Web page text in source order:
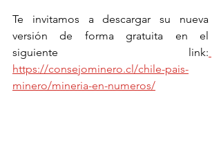
Te invitamos a descargar su nueva
versión de forma gratuita en el
siguiente link:
https://consejominero.cl/chile-pais-
minero/mineria-en-numeros/